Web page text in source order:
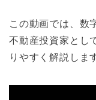
この動画では、数
不動産投資家とし
りやすく解説しま